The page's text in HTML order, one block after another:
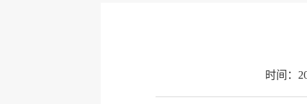
时间：